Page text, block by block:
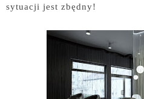
sytuacji jest zbędny!